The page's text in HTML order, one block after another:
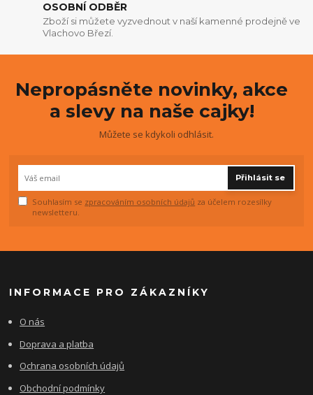
OSOBNÍ ODBĚR
Zboží si můžete vyzvednout v naší kamenné prodejně ve
Vlachovo Březí.
Nepropásněte novinky, akce
a slevy na naše cajky!
Můžete se kdykoli odhlásit.
Přihlásit se
Souhlasím se zpracováním osobních údajů za účelem rozesílky
newsletteru.
INFORMACE PRO ZÁKAZNÍKY
O nás
Doprava a platba
Ochrana osobních údajů
Obchodní podmínky